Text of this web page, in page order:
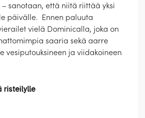
sanotaan, että niitä riittää yksi
päivälle. Ennen paluuta
vielä Dominicalla, joka on
saaria sekä aarre
vesiputouksineen ja viidakoineen
risteilylle